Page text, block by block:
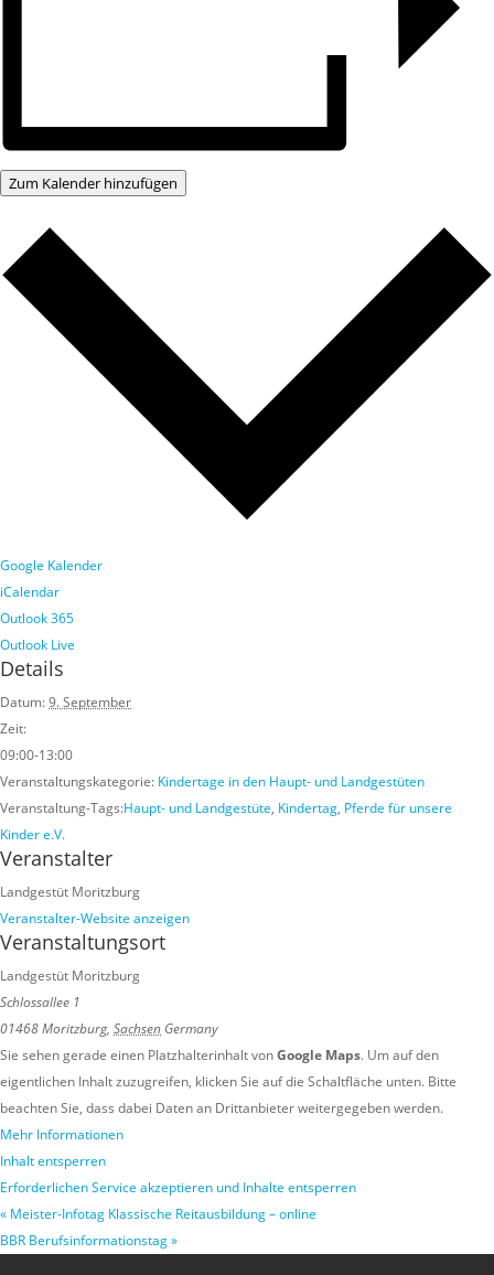
Zum Kalender hinzufügen
Google Kalender
iCalendar
Outlook 365
Outlook Live
Details
Datum:9. September
Zeit:
09:00-13:00
Veranstaltungskategorie: Kindertage in den Haupt- und Landgestüten
Veranstaltung-Tags:Haupt- und Landgestüte, Kindertag, Pferde für unsere
Kinder e.V.
Veranstalter
Landgestüt Moritzburg
Veranstalter-Website anzeigen
Veranstaltungsort
Landgestüt Moritzburg
Schlossallee 1
01468 Moritzburg, Sachsen Germany
Sie sehen gerade einen Platzhalterinhalt vonGoogle Maps. Um auf den
eigentlichen Inhalt zuzugreifen, klicken Sie auf die Schaltfläche unten. Bitte
beachten Sie, dass dabei Daten an Drittanbieter weitergegeben werden.
Mehr Informationen
Inhalt entsperren
Erforderlichen Service akzeptieren und Inhalte entsperren
« Meister-Infotag Klassische Reitausbildung – online
BBR Berufsinformationstag»